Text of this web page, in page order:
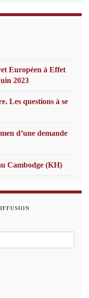
Européen à Effet
2023
Les questions à se
d’une demande
Cambodge (KH)